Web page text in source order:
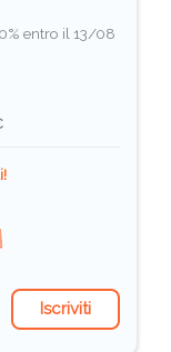
entro il 13/08
Iscriviti